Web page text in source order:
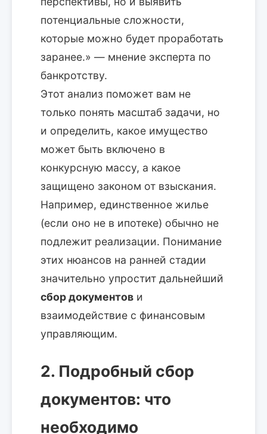
потенциальные сложности,
которые можно будет проработать
заранее.» — мнение эксперта по
банкротству.
Этот анализ поможет вам не
только понять масштаб задачи, но
и определить, какое имущество
может быть включено в
конкурсную массу, а какое
защищено законом от взыскания.
Например, единственное жилье
(если оно не в ипотеке) обычно не
подлежит реализации. Понимание
этих нюансов на ранней стадии
значительно упростит дальнейший
сбор документов и
взаимодействие с финансовым
управляющим.
2. Подробный сбор
документов: что
необходимо